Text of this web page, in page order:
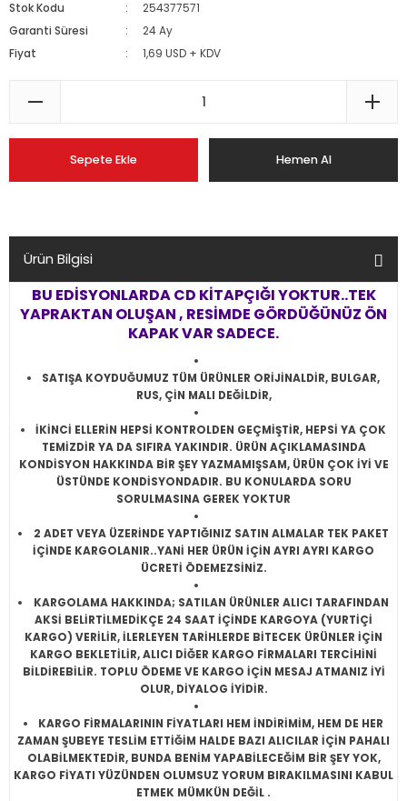
Stok Kodu
254377571
Garanti Süresi
24 Ay
Fiyat
1,69 USD + KDV
Sepete Ekle Hemen Al
Ürün Bilgisi
BU EDİSYONLARDA CD KİTAPÇIĞI YOKTUR..TEK
YAPRAKTAN OLUŞAN , RESİMDE GÖRDÜĞÜNÜZ ÖN
KAPAK VAR SADECE.
SATIŞA KOYDUĞUMUZ TÜM ÜRÜNLER ORİJİNALDİR, BULGAR,
RUS, ÇİN MALI DEĞİLDİR,
İKİNCİ ELLERİN HEPSİ KONTROLDEN GEÇMİŞTİR, HEPSİ YA ÇOK
TEMİZDİR YA DA SIFIRA YAKINDIR. ÜRÜN AÇIKLAMASINDA
KONDİSYON HAKKINDA BİR ŞEY YAZMAMIŞSAM, ÜRÜN ÇOK İYİ VE
ÜSTÜNDE KONDİSYONDADIR. BU KONULARDA SORU
SORULMASINA GEREK YOKTUR
2 ADET VEYA ÜZERİNDE YAPTIĞINIZ SATIN ALMALAR TEK PAKET
İÇİNDE KARGOLANIR..YANİ HER ÜRÜN İÇİN AYRI AYRI KARGO
ÜCRETİ ÖDEMEZSİNİZ.
KARGOLAMA HAKKINDA; SATILAN ÜRÜNLER ALICI TARAFINDAN
AKSİ BELİRTİLMEDİKÇE 24 SAAT İÇİNDE KARGOYA (YURTİÇİ
KARGO) VERİLİR, İLERLEYEN TARİHLERDE BİTECEK ÜRÜNLER İÇİN
KARGO BEKLETİLİR, ALICI DİĞER KARGO FİRMALARI TERCİHİNİ
BİLDİREBİLİR. TOPLU ÖDEME VE KARGO İÇİN MESAJ ATMANIZ İYİ
OLUR, DİYALOG İYİDİR.
KARGO FİRMALARININ FİYATLARI HEM İNDİRİMİM, HEM DE HER
ZAMAN ŞUBEYE TESLİM ETTİĞİM HALDE BAZI ALICILAR İÇİN PAHALI
OLABİLMEKTEDİR, BUNDA BENİM YAPABİLECEĞİM BİR ŞEY YOK,
KARGO FİYATI YÜZÜNDEN OLUMSUZ YORUM BIRAKILMASINI KABUL
ETMEK MÜMKÜN DEĞİL .